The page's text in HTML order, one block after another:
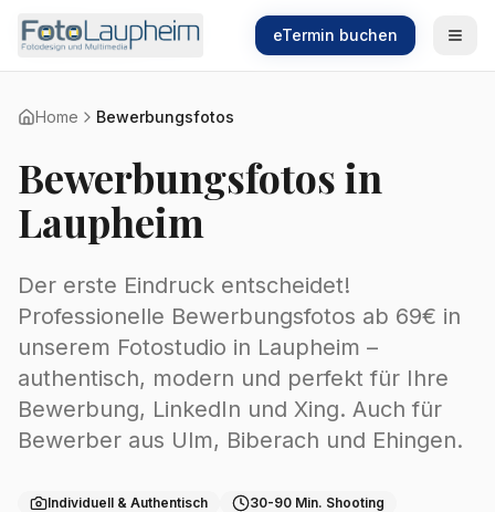
eTermin buchen
eTermin buchen
Home Bewerbungsfotos
Bewerbungsfotos in
Laupheim
Der erste Eindruck entscheidet!
Professionelle Bewerbungsfotos ab 69€ in
unserem Fotostudio in Laupheim –
authentisch, modern und perfekt für Ihre
Bewerbung, LinkedIn und Xing. Auch für
Bewerber aus Ulm, Biberach und Ehingen.
Individuell & Authentisch
30-90 Min. Shooting